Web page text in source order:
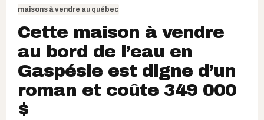
maisons à vendre au québec
Cette maison à vendre
au bord de l’eau en
Gaspésie est digne d’un
roman et coûte 349 000
$